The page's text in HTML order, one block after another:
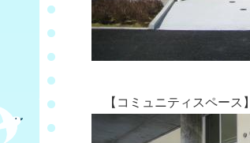
【コミュニティスペース】